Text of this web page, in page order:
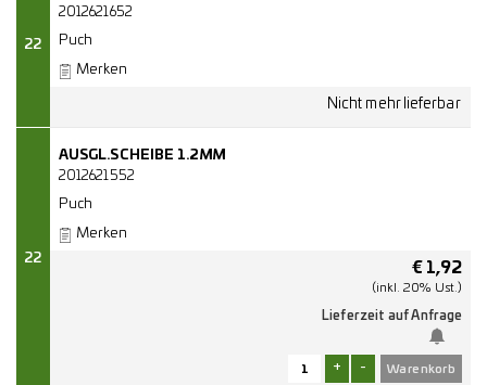
22
2012621652
Puch
Merken
22
AUSGL.SCHEIBE 1.2MM
2012621552
Puch
Merken
€ 1,92
(inkl. 20% Ust.)
Lieferzeit auf Anfrage
+ -